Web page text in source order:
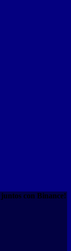
con Binance!